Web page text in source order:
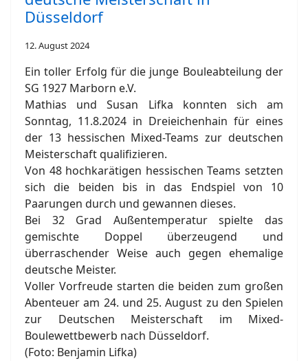
Düsseldorf
12. August 2024
Ein toller Erfolg für die junge Bouleabteilung der
SG 1927 Marborn e.V.
Mathias und Susan Lifka konnten sich am
Sonntag, 11.8.2024 in Dreieichenhain für eines
der 13 hessischen Mixed-Teams zur deutschen
Meisterschaft qualifizieren.
Von 48 hochkarätigen hessischen Teams setzten
sich die beiden bis in das Endspiel von 10
Paarungen durch und gewannen dieses.
Bei 32 Grad Außentemperatur spielte das
gemischte Doppel überzeugend und
überraschender Weise auch gegen ehemalige
deutsche Meister.
Voller Vorfreude starten die beiden zum großen
Abenteuer am 24. und 25. August zu den Spielen
zur Deutschen Meisterschaft im Mixed-
Boulewettbewerb nach Düsseldorf.
(Foto: Benjamin Lifka)